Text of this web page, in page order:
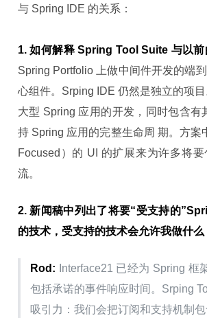
与 Spring IDE 的关系：
1. 如何解释 Spring Tool Suite 与以
Spring Portfolio 上做中间件开发的端
心组件。Srping IDE 仍然是独立的项
大型 Spring 应用的开发，同时包含
持 Spring 应用的完整生命周 期。方
Focused）的 UI 的扩展来为许多将
流。
2. 新闻稿中列出了将要“受支持的
的技术，受支持的技术会允许我做什么
Rod: Interface21 已经为 Spring 框
包括承诺的事件响应时间。Srping
吸引力：我们会把订阅和支持机制